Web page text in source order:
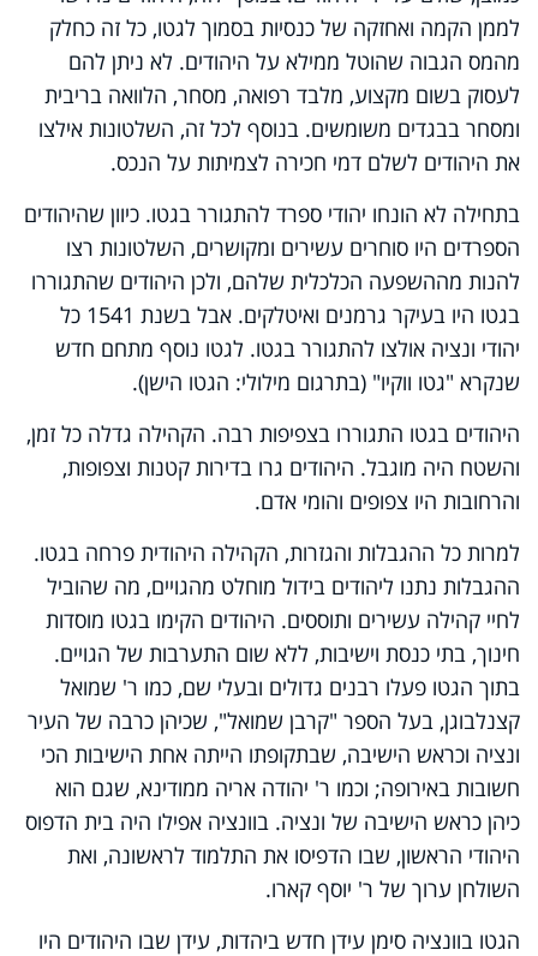
לממן הקמה ואחזקה של כנסיות בסמוך לגטו, כל זה כחלק
מהמס הגבוה שהוטל ממילא על היהודים. לא ניתן להם
לעסוק בשום מקצוע, מלבד רפואה, מסחר, הלוואה בריבית
ומסחר בבגדים משומשים. בנוסף לכל זה, השלטונות אילצו
את היהודים לשלם דמי חכירה לצמיתות על הנכס.
בתחילה לא הונחו יהודי ספרד להתגורר בגטו. כיוון שהיהודים
הספרדים היו סוחרים עשירים ומקושרים, השלטונות רצו
להנות מההשפעה הכלכלית שלהם, ולכן היהודים שהתגוררו
בגטו היו בעיקר גרמנים ואיטלקים. אבל בשנת 1541 כל
יהודי ונציה אולצו להתגורר בגטו. לגטו נוסף מתחם חדש
שנקרא "גטו ווקיו" (בתרגום מילולי: הגטו הישן).
היהודים בגטו התגוררו בצפיפות רבה. הקהילה גדלה כל זמן,
והשטח היה מוגבל. היהודים גרו בדירות קטנות וצפופות,
והרחובות היו צפופים והומי אדם.
למרות כל ההגבלות והגזרות, הקהילה היהודית פרחה בגטו.
ההגבלות נתנו ליהודים בידול מוחלט מהגויים, מה שהוביל
לחיי קהילה עשירים ותוססים. היהודים הקימו בגטו מוסדות
חינוך, בתי כנסת וישיבות, ללא שום התערבות של הגויים.
בתוך הגטו פעלו רבנים גדולים ובעלי שם, כמו ר' שמואל
קצנלבוגן, בעל הספר "קרבן שמואל", שכיהן כרבה של העיר
ונציה וכראש הישיבה, שבתקופתו הייתה אחת הישיבות הכי
חשובות באירופה; וכמו ר' יהודה אריה ממודינא, שגם הוא
כיהן כראש הישיבה של ונציה. בוונציה אפילו היה בית הדפוס
היהודי הראשון, שבו הדפיסו את התלמוד לראשונה, ואת
השולחן ערוך של ר' יוסף קארו.
הגטו בוונציה סימן עידן חדש ביהדות, עידן שבו היהודים היו